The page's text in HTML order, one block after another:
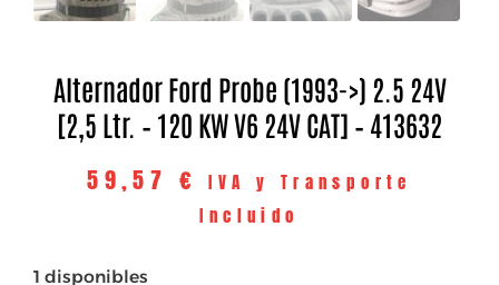
Alternador Ford Probe (1993->) 2.5 24V
[2,5 Ltr. – 120 KW V6 24V CAT] – 413632
59,57 €
IVA y Transporte
Incluido
1 disponibles